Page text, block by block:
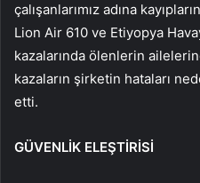
çalışanlarımız adına
Lion Air 610 ve Etiyopya
kazalarında ölenlerin
kazaların şirketin hataları
etti.
GÜVENLİK ELEŞTİRİSİ